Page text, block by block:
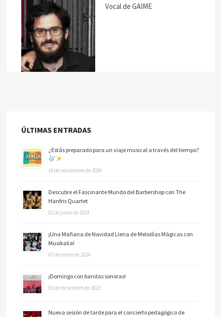
Vocal de GAIME
ÚLTIMAS ENTRADAS
¿Estás preparado para un viaje musical a través del tiempo?
16 de noviembre de 2024
Descubre el Fascinante Mundo del Barbershop con The
Hanfris Quartet
02 de junio de 2024
¡Una Mañana de Navidad Llena de Melodías Mágicas con
Musikalia!
07 de enero de 2024
¡Domingo con bandas sonoras!
02 de diciembre de 2023
Nueva sesión de tarde para el concierto pedagógico de